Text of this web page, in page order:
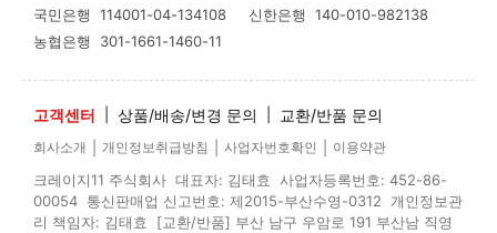
국민은행 114001-04-134108 신한은행 140-010-982138
농협은행 301-1661-1460-11
고객센터 상품/배송/변경 문의 교환/반품 문의
회사소개 개인정보취급방침 사업자번호확인 이용약관
크레이지11 주식회사 대표자: 김태효 사업자등록번호: 452-86-
00054 통신판매업 신고번호: 제2015-부산수영-0312 개인정보관
리 책임자: 김태효 [교환/반품] 부산 남구 우암로 191 부산남 직영